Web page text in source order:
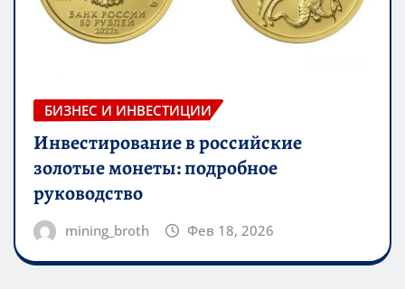
БИЗНЕС И ИНВЕСТИЦИИ
Инвестирование в российские
золотые монеты: подробное
руководство
mining_broth Фев 18, 2026